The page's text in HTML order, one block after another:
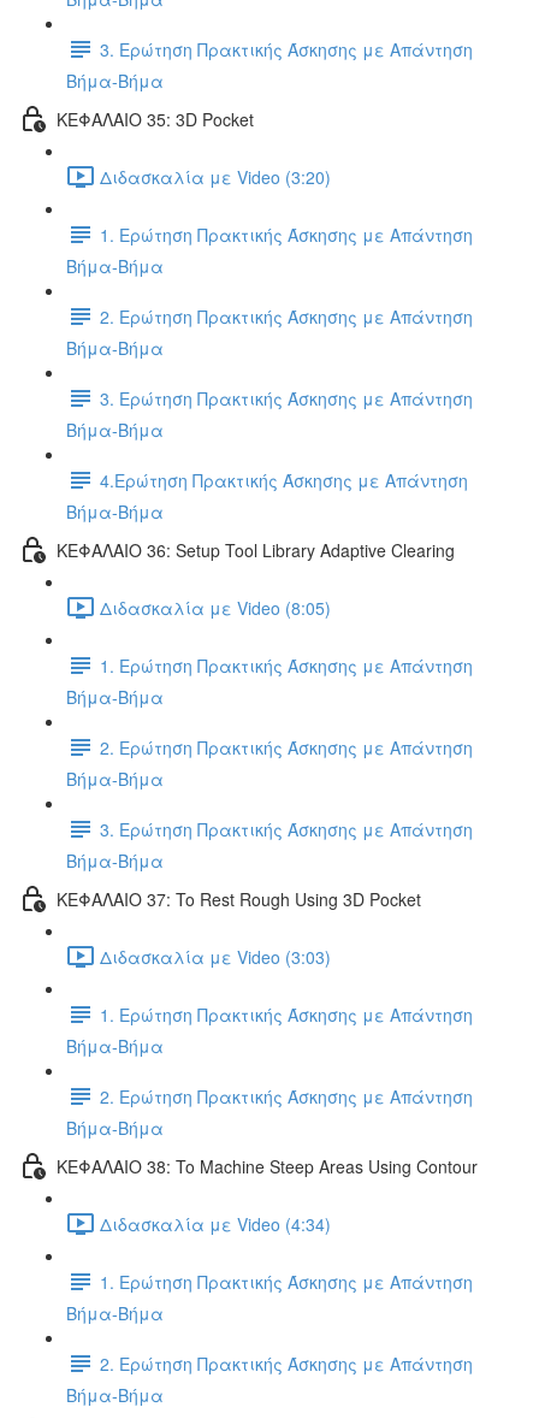
3. Ερώτηση Πρακτικής Άσκησης με Απάντηση
Βήμα-Βήμα
ΚΕΦΑΛΑΙΟ 35: 3D Pocket
Διδασκαλία με Video (3:20)
1. Ερώτηση Πρακτικής Άσκησης με Απάντηση
Βήμα-Βήμα
2. Ερώτηση Πρακτικής Άσκησης με Απάντηση
Βήμα-Βήμα
3. Ερώτηση Πρακτικής Άσκησης με Απάντηση
Βήμα-Βήμα
4.Ερώτηση Πρακτικής Άσκησης με Απάντηση
Βήμα-Βήμα
ΚΕΦΑΛΑΙΟ 36: Setup Tool Library Adaptive Clearing
Διδασκαλία με Video (8:05)
1. Ερώτηση Πρακτικής Άσκησης με Απάντηση
Βήμα-Βήμα
2. Ερώτηση Πρακτικής Άσκησης με Απάντηση
Βήμα-Βήμα
3. Ερώτηση Πρακτικής Άσκησης με Απάντηση
Βήμα-Βήμα
ΚΕΦΑΛΑΙΟ 37: To Rest Rough Using 3D Pocket
Διδασκαλία με Video (3:03)
1. Ερώτηση Πρακτικής Άσκησης με Απάντηση
Βήμα-Βήμα
2. Ερώτηση Πρακτικής Άσκησης με Απάντηση
Βήμα-Βήμα
ΚΕΦΑΛΑΙΟ 38: To Machine Steep Areas Using Contour
Διδασκαλία με Video (4:34)
1. Ερώτηση Πρακτικής Άσκησης με Απάντηση
Βήμα-Βήμα
2. Ερώτηση Πρακτικής Άσκησης με Απάντηση
Βήμα-Βήμα